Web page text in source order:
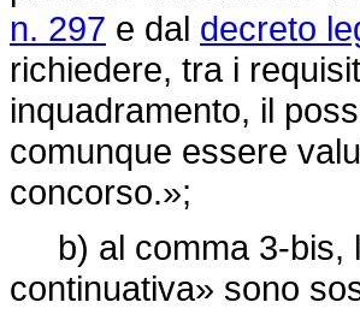
n. 297 e dal decreto
richiedere, tra i
inquadramento, il
comunque essere
concorso.»;
b) al comma 3-bis,
continuativa» sono